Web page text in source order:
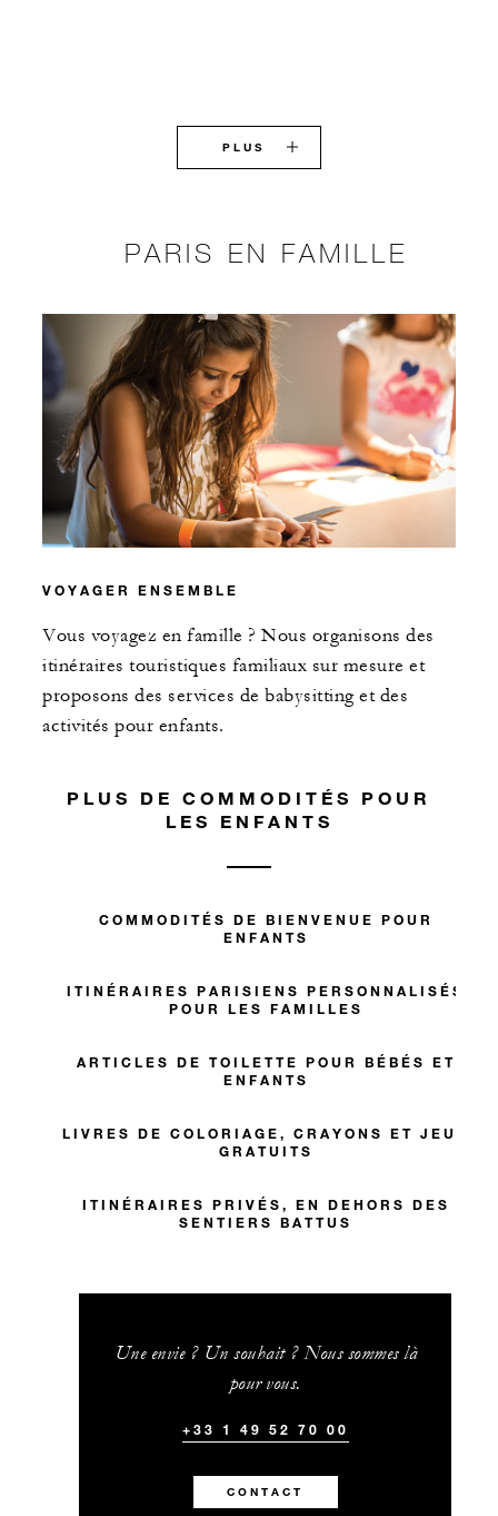
PLUS
PARIS EN FAMILLE
VOYAGER ENSEMBLE
Vous voyagez en famille ? Nous organisons des
itinéraires touristiques familiaux sur mesure et
proposons des services de babysitting et des
activités pour enfants.
PLUS DE COMMODITÉS POUR
LES ENFANTS
COMMODITÉS DE BIENVENUE POUR
ENFANTS
ITINÉRAIRES PARISIENS PERSONNALISÉS
POUR LES FAMILLES
ARTICLES DE TOILETTE POUR BÉBÉS ET
ENFANTS
LIVRES DE COLORIAGE, CRAYONS ET JEUX
GRATUITS
ITINÉRAIRES PRIVÉS, EN DEHORS DES
SENTIERS BATTUS
Une envie ? Un souhait ? Nous sommes là
pour vous.
+33 1 49 52 70 00
CONTACT